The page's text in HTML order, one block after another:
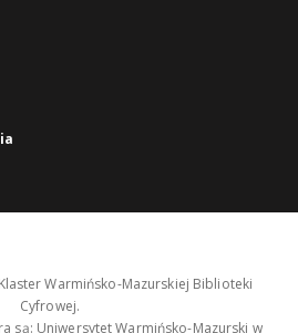
Warmińsko-Mazurskiej Biblioteki
Cyfrowej.
są: Uniwersytet Warmińsko-Mazurski w